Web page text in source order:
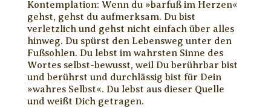
Kontemplation: Wenn du »barfuß im Herzen«
gehst, gehst du aufmerksam. Du bist
verletzlich und gehst nicht einfach über alles
hinweg. Du spürst den Lebensweg unter den
Fußsohlen. Du lebst im wahrsten Sinne des
Wortes selbst-bewusst, weil Du berührbar bist
und berührst und durchlässig bist für Dein
»wahres Selbst«. Du lebst aus dieser Quelle
und weißt Dich getragen.